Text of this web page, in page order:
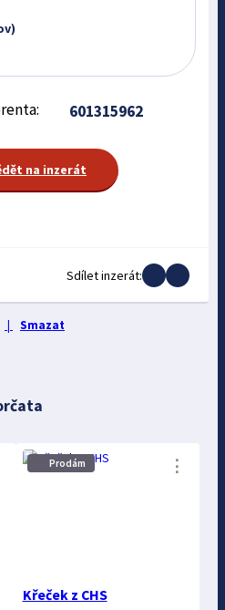
601315962
na inzerát
Sdílet inzerát:
| Smazat
Prodám
Křeček z CHS
⋮